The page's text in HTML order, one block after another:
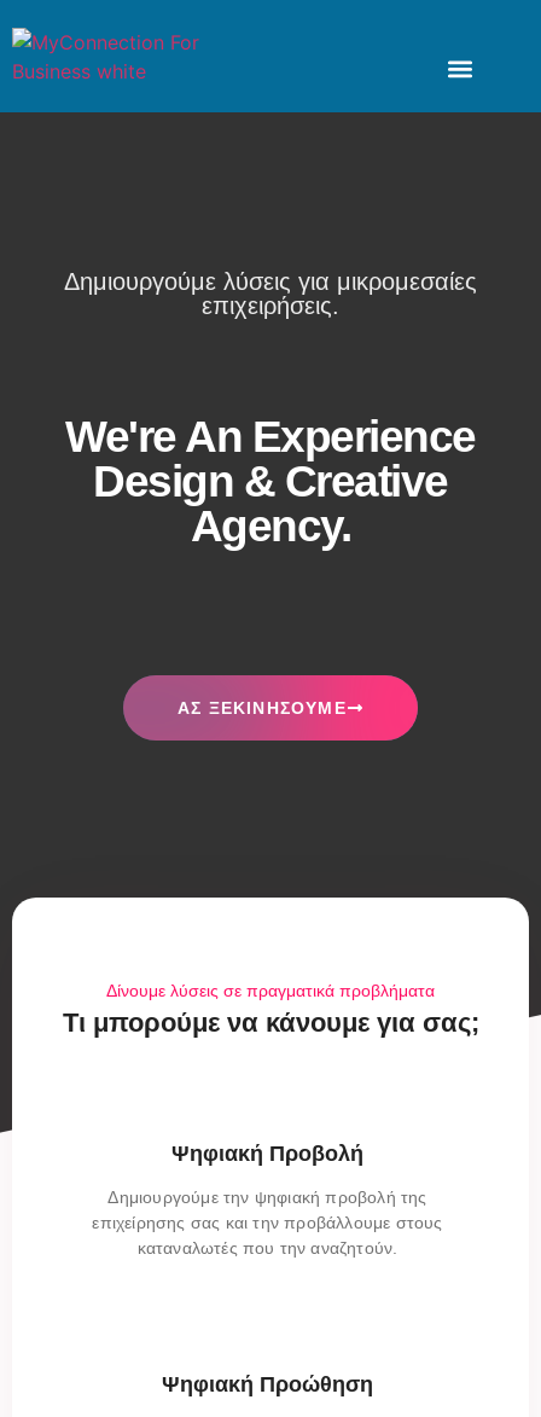
Δημιουργούμε λύσεις για μικρομεσαίες
επιχειρήσεις.
We're An Experience
Design & Creative
Agency.
ΑΣ ΞΕΚΙΝΉΣΟΥΜΕ
Δίνουμε λύσεις σε πραγματικά προβλήματα
Τι μπορούμε να κάνουμε για σας;
Ψηφιακή Προβολή
Δημιουργούμε την ψηφιακή προβολή της
επιχείρησης σας και την προβάλλουμε στους
καταναλωτές που την αναζητούν.
Ψηφιακή Προώθηση